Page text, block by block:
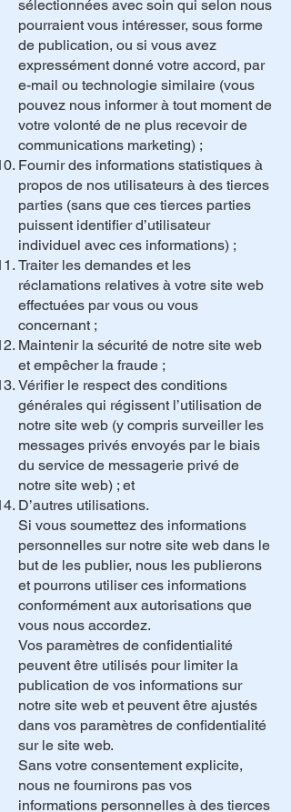
sélectionnées avec soin qui selon nous
pourraient vous intéresser, sous forme
de publication, ou si vous avez
expressément donné votre accord, par
e-mail ou technologie similaire (vous
pouvez nous informer à tout moment de
votre volonté de ne plus recevoir de
communications marketing) ;
Fournir des informations statistiques à
propos de nos utilisateurs à des tierces
parties (sans que ces tierces parties
puissent identifier d’utilisateur
individuel avec ces informations) ;
Traiter les demandes et les
réclamations relatives à votre site web
effectuées par vous ou vous
concernant ;
Maintenir la sécurité de notre site web
et empêcher la fraude ;
Vérifier le respect des conditions
générales qui régissent l’utilisation de
notre site web (y compris surveiller les
messages privés envoyés par le biais
du service de messagerie privé de
notre site web) ; et
D’autres utilisations.
Si vous soumettez des informations
personnelles sur notre site web dans le
but de les publier, nous les publierons
et pourrons utiliser ces informations
conformément aux autorisations que
vous nous accordez.
Vos paramètres de confidentialité
peuvent être utilisés pour limiter la
publication de vos informations sur
notre site web et peuvent être ajustés
dans vos paramètres de confidentialité
sur le site web.
Sans votre consentement explicite,
nous ne fournirons pas vos
informations personnelles à des tierces